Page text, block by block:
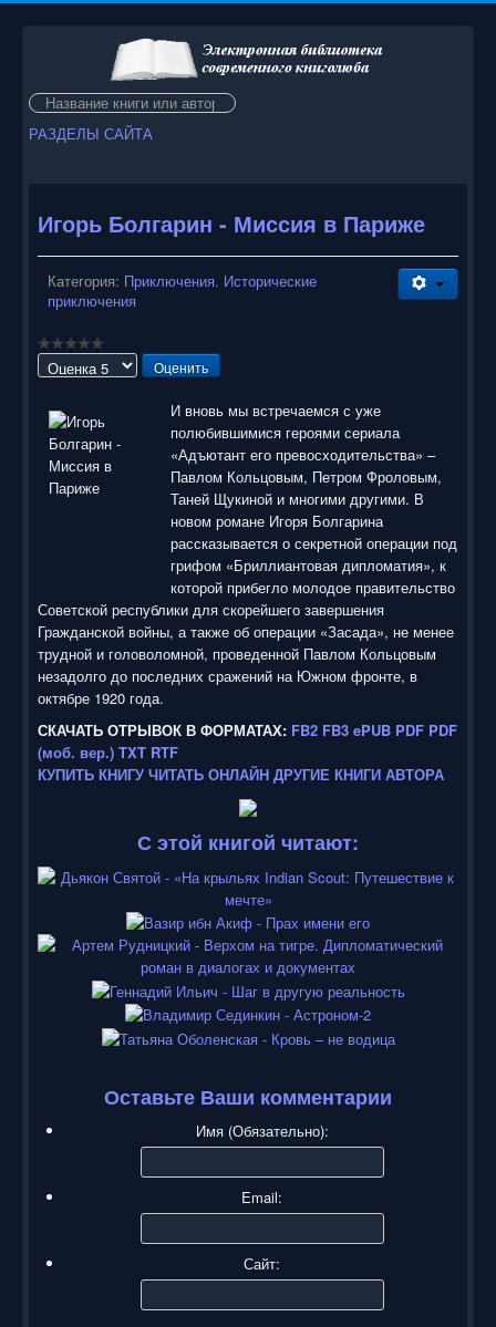
Искать...
РАЗДЕЛЫ САЙТА
Игорь Болгарин - Миссия в Париже
Категория: Приключения. Исторические
приключения
Пожалуйста,
И вновь мы встречаемся с уже
полюбившимися героями сериала
«Адъютант его превосходительства» –
Павлом Кольцовым, Петром Фроловым,
Таней Щукиной и многими другими. В
новом романе Игоря Болгарина
рассказывается о секретной операции под
грифом «Бриллиантовая дипломатия», к
которой прибегло молодое правительство
Советской республики для скорейшего завершения
Гражданской войны, а также об операции «Засада», не менее
трудной и головоломной, проведенной Павлом Кольцовым
незадолго до последних сражений на Южном фронте, в
октябре 1920 года.
СКАЧАТЬ ОТРЫВОК В ФОРМАТАХ: FB2 FB3 ePUB PDF PDF
(моб. вер.) TXT RTF
КУПИТЬ КНИГУ ЧИТАТЬ ОНЛАЙН ДРУГИЕ КНИГИ АВТОРА
С этой книгой читают:
Оставьте Ваши комментарии
Имя (Обязательно):
Email:
Сайт: